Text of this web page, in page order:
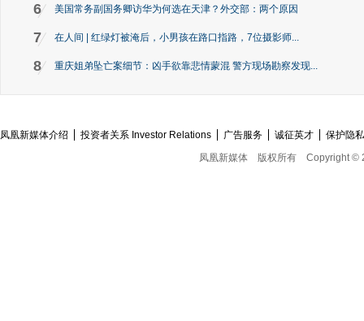
6 美国常务副国务卿访华为何选在天津？外交部：两个原因
7 在人间 | 红绿灯被淹后，小男孩在路口指路，7位摄影师...
8 重庆姐弟坠亡案细节：凶手欲靠悲情蒙混 警方现场勘察发现...
凤凰新媒体介绍 投资者关系 Investor Relations 广告服务 诚征英才
保护隐
凤凰新媒体
版权所有 Copyright ©